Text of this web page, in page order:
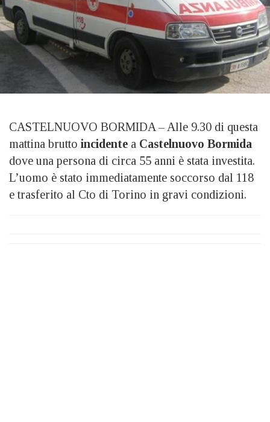
CASTELNUOVO BORMIDA – Alle 9.30 di questa
mattina brutto incidente a Castelnuovo Bormida
dove una persona di circa 55 anni è stata investita.
L’uomo è stato immediatamente soccorso dal 118
e trasferito al Cto di Torino in gravi condizioni.